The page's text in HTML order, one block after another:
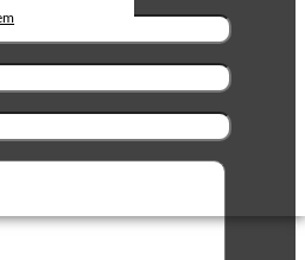
Preto
Arquear PET
Arquear
Transparente